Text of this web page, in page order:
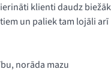
klienti daudz biežāk
un paliek tam lojāli arī
norāda mazu